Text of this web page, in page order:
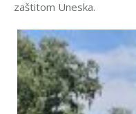
zaštitom Uneska.